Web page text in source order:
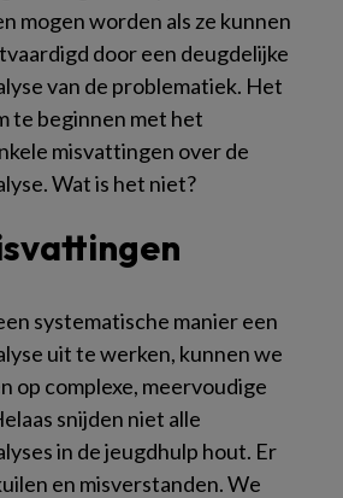
mogen worden als ze kunnen
door een deugdelijke
van de problematiek. Het
te beginnen met het
misvattingen over de
Wat is het niet?
systematische manier een
uit te werken, kunnen we
op complexe, meervoudige
snijden niet alle
in de jeugdhulp hout. Er
en misverstanden. We